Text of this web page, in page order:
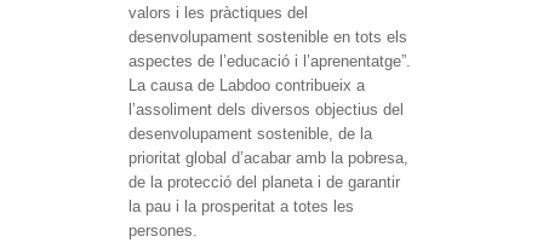
valors i les pràctiques del
desenvolupament sostenible en tots els
aspectes de l’educació i l’aprenentatge”.
La causa de Labdoo contribueix a
l’assoliment dels diversos objectius del
desenvolupament sostenible, de la
prioritat global d’acabar amb la pobresa,
de la protecció del planeta i de garantir
la pau i la prosperitat a totes les
persones.